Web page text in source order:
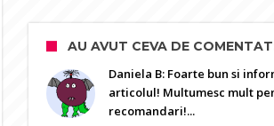
AU AVUT CEVA DE
Daniela B: Foarte bun si
articolul! Multumesc mult
recomandari!...